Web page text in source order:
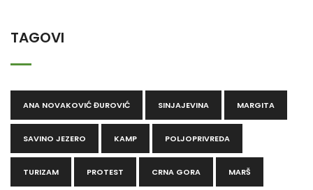
TAGOVI
ANA NOVAKOVIĆ ĐUROVIĆ SINJAJEVINA MARGITA
SAVINO JEZERO KAMP POLJOPRIVREDA
TURIZAM PROTEST CRNA GORA MARŠ